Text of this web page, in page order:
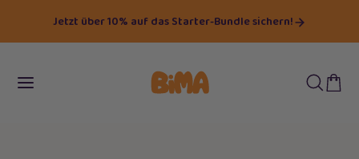
Jetzt über 10% auf das Starter-Bundle sichern!